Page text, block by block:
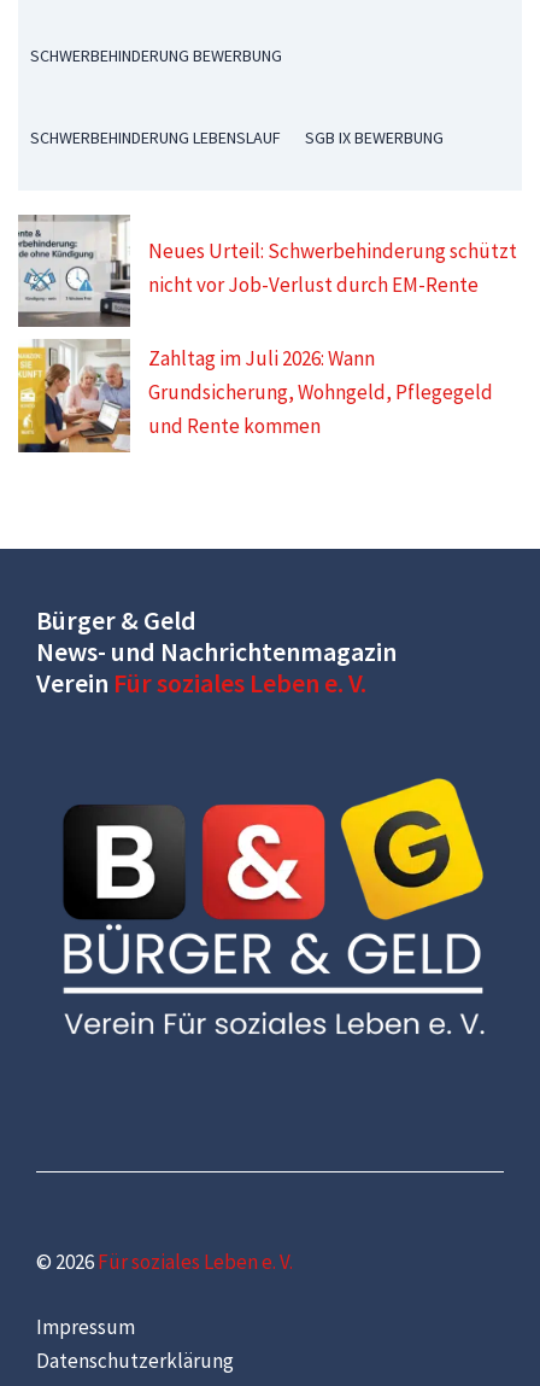
SCHWERBEHINDERUNG BEWERBUNG
SCHWERBEHINDERUNG LEBENSLAUF SGB IX BEWERBUNG
Neues Urteil: Schwerbehinderung schützt
nicht vor Job-Verlust durch EM-Rente
Zahltag im Juli 2026: Wann
Grundsicherung, Wohngeld, Pflegegeld
und Rente kommen
Bürger & Geld
News- und Nachrichtenmagazin
Verein Für soziales Leben e. V.
© 2026Für soziales Leben e. V.
Impressum
Datenschutzerklärung